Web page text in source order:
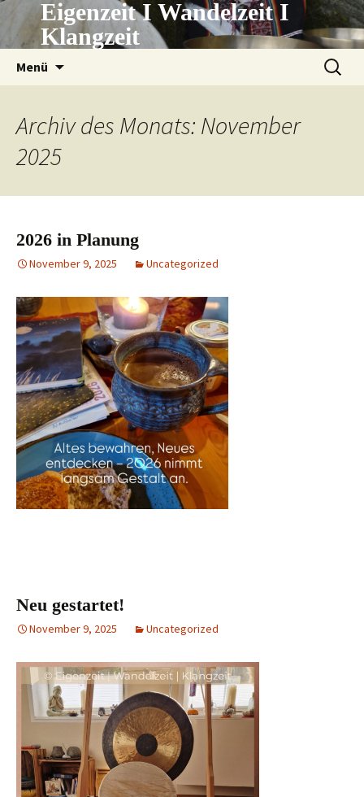
Inhalt
springen
Eigenzeit I Wandelzeit I
Klangzeit
Menü
Suchen
nach:
Archiv des Monats: November
2025
2026 in Planung
November 9, 2025 Uncategorized
Neu gestartet!
November 9, 2025 Uncategorized